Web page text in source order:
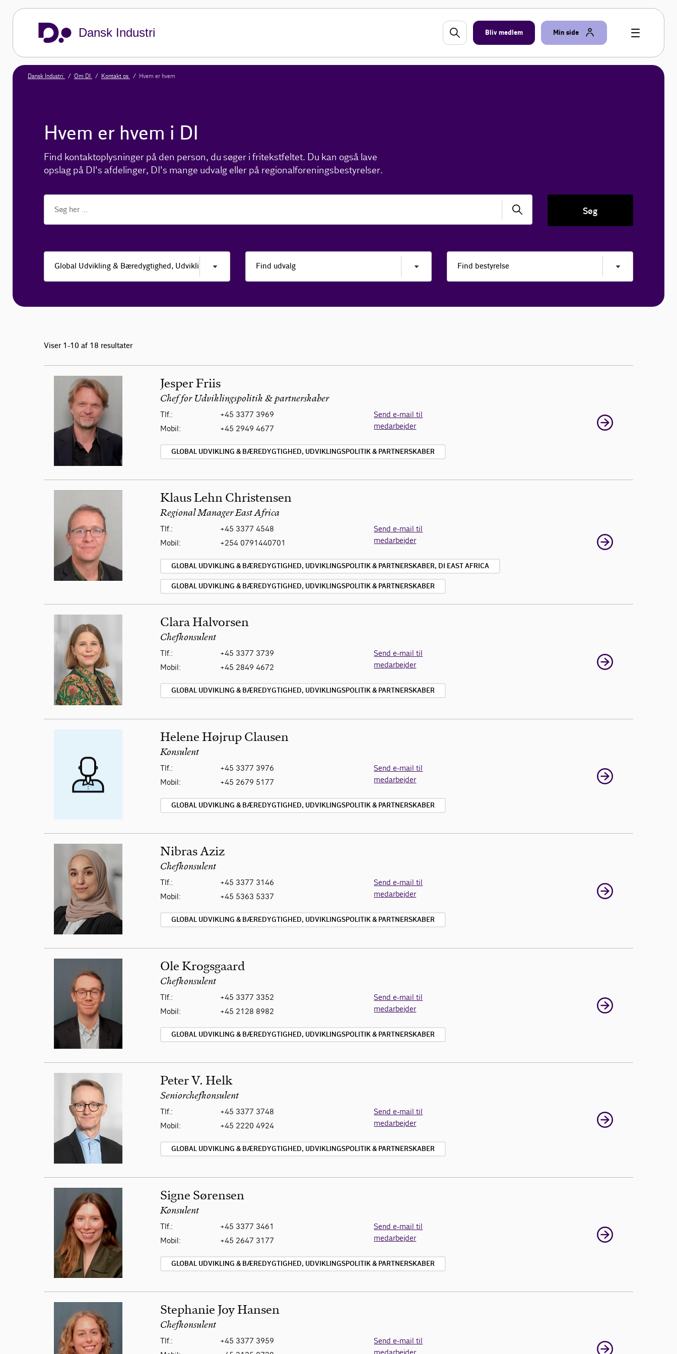
Dansk Industri Bliv medlem Min side
Dansk Industri Om DI Kontakt os Hvem er hvem
Hvem er hvem i DI
Find kontaktoplysninger på den person, du søger i fritekstfeltet. Du kan også lave
opslag på DI's afdelinger, DI's mange udvalg eller på regionalforeningsbestyrelser.
Søg
Viser 1-10 af 18 resultater
Jesper Friis
Chef for Udviklingspolitik & partnerskaber
Tlf.:
+45 3377 3969
Mobil:
+45 2949 4677
Send e-mail til
medarbejder
GLOBAL UDVIKLING & BÆREDYGTIGHED, UDVIKLINGSPOLITIK & PARTNERSKABER
Klaus Lehn Christensen
Regional Manager East Africa
Tlf.:
+45 3377 4548
Mobil:
+254 0791440701
Send e-mail til
medarbejder
GLOBAL UDVIKLING & BÆREDYGTIGHED, UDVIKLINGSPOLITIK & PARTNERSKABER, DI EAST AFRICA
GLOBAL UDVIKLING & BÆREDYGTIGHED, UDVIKLINGSPOLITIK & PARTNERSKABER
Clara Halvorsen
Chefkonsulent
Tlf.:
+45 3377 3739
Mobil:
+45 2849 4672
Send e-mail til
medarbejder
GLOBAL UDVIKLING & BÆREDYGTIGHED, UDVIKLINGSPOLITIK & PARTNERSKABER
Helene Højrup Clausen
Konsulent
Tlf.:
+45 3377 3976
Mobil:
+45 2679 5177
Send e-mail til
medarbejder
GLOBAL UDVIKLING & BÆREDYGTIGHED, UDVIKLINGSPOLITIK & PARTNERSKABER
Nibras Aziz
Chefkonsulent
Tlf.:
+45 3377 3146
Mobil:
+45 5363 5337
Send e-mail til
medarbejder
GLOBAL UDVIKLING & BÆREDYGTIGHED, UDVIKLINGSPOLITIK & PARTNERSKABER
Ole Krogsgaard
Chefkonsulent
Tlf.:
+45 3377 3352
Mobil:
+45 2128 8982
Send e-mail til
medarbejder
GLOBAL UDVIKLING & BÆREDYGTIGHED, UDVIKLINGSPOLITIK & PARTNERSKABER
Peter V. Helk
Seniorchefkonsulent
Tlf.:
+45 3377 3748
Mobil:
+45 2220 4924
Send e-mail til
medarbejder
GLOBAL UDVIKLING & BÆREDYGTIGHED, UDVIKLINGSPOLITIK & PARTNERSKABER
Signe Sørensen
Konsulent
Tlf.:
+45 3377 3461
Mobil:
+45 2647 3177
Send e-mail til
medarbejder
GLOBAL UDVIKLING & BÆREDYGTIGHED, UDVIKLINGSPOLITIK & PARTNERSKABER
Stephanie Joy Hansen
Chefkonsulent
Tlf.:
+45 3377 3959
Send e-mail til